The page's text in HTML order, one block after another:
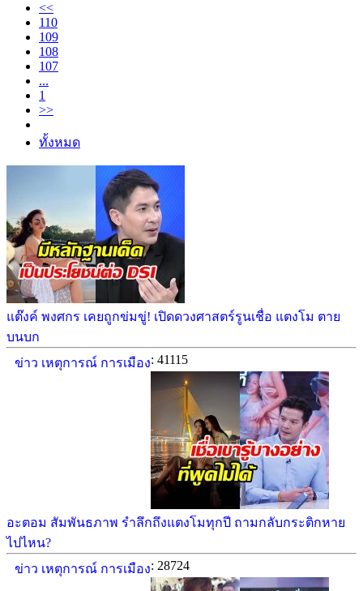
<<
110
109
108
107
...
1
>>
ทั้งหมด
แต๊งค์ พงศกร เคยถูกข่มขู่! เปิดดวงศาสตร์รูนเชื่อ แตงโม ตาย
บนบก
ข่าว เหตุการณ์ การเมือง: 41115
อะตอม สัมพันธภาพ รำลึกถึงแตงโมทุกปี ถามกลับกระติกหาย
ไปไหน?
ข่าว เหตุการณ์ การเมือง: 28724